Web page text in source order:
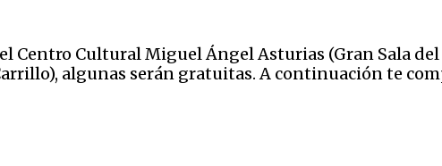
Centro Cultural Miguel Ángel Asturias (Gran Sala
algunas serán gratuitas. A continuación te